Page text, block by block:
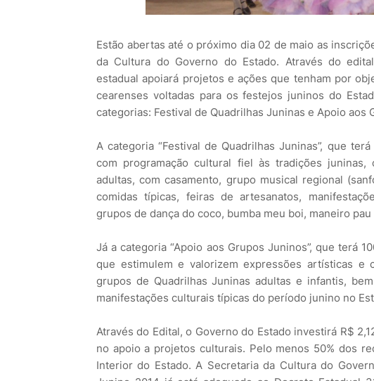
Estão abertas até o próximo dia 02 de maio as
da Cultura do Governo do Estado. Através do
estadual apoiará projetos e ações que tenham por
cearenses voltadas para os festejos juninos do
categorias: Festival de Quadrilhas Juninas e Apoio aos
A categoria “Festival de Quadrilhas Juninas”, que
com programação cultural fiel às tradições juninas,
adultas, com casamento, grupo musical regional
comidas típicas, feiras de artesanatos,
grupos de dança do coco, bumba meu boi, maneiro pau
Já a categoria “Apoio aos Grupos Juninos”, que terá
que estimulem e valorizem expressões artísticas e
grupos de Quadrilhas Juninas adultas e infantis,
manifestações culturais típicas do período junino no
Através do Edital, o Governo do Estado investirá R$
no apoio a projetos culturais. Pelo menos 50% dos
Interior do Estado. A Secretaria da Cultura do